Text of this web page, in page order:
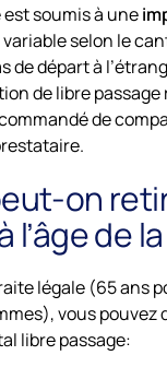
soumis à une
variable selon le
de départ à
de libre passage
de
on
l’âge de
légale (65 ans
vous pouvez
libre passage: